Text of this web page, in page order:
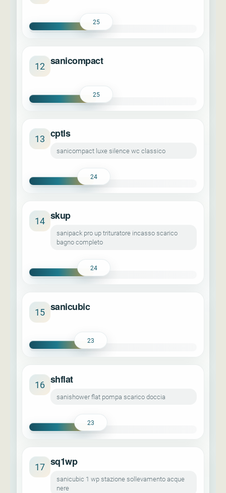
25
12 sanicompact
25
13 cptls
sanicompact luxe silence wc classico
24
14 skup
sanipack pro up trituratore incasso scarico
bagno completo
24
15 sanicubic
23
16 shflat
sanishower flat pompa scarico doccia
23
17 sq1wp
sanicubic 1 wp stazione sollevamento acque
nere